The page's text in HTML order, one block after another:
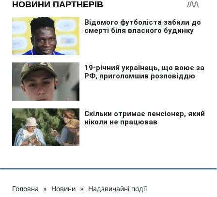
Головна » Новини » Надзвичайні події